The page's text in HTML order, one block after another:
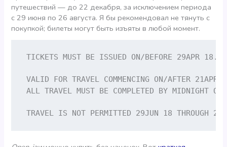
путешествий — до 22 декабря, за исключением периода
с 29 июня по 26 августа. Я бы рекомендовал не тянуть с
покупкой; билеты могут быть изъяты в любой момент.
TICKETS MUST BE ISSUED ON/BEFORE 29APR 18.
VALID FOR TRAVEL COMMENCING ON/AFTER
ALL TRAVEL MUST BE COMPLETED BY MIDNIGHT
TRAVEL IS NOT PERMITTED 29JUN 18 THROUGH